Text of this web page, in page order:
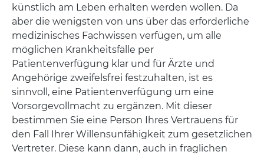
künstlich am Leben erhalten werden wollen. Da
aber die wenigsten von uns über das erforderliche
medizinisches Fachwissen verfügen, um alle
möglichen Krankheitsfälle per
Patientenverfügung klar und für Ärzte und
Angehörige zweifelsfrei festzuhalten, ist es
sinnvoll, eine Patientenverfügung um eine
Vorsorgevollmacht zu ergänzen. Mit dieser
bestimmen Sie eine Person Ihres Vertrauens für
den Fall Ihrer Willensunfähigkeit zum gesetzlichen
Vertreter. Diese kann dann, auch in fraglichen